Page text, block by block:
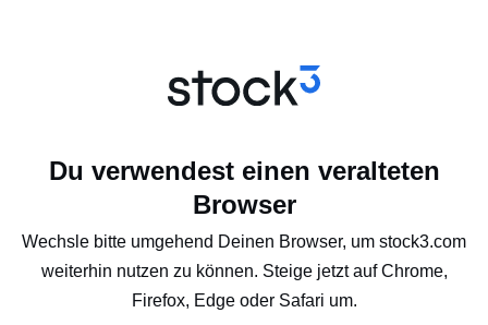
Du verwendest einen veralteten
Browser
Wechsle bitte umgehend Deinen Browser, um stock3.com
weiterhin nutzen zu können. Steige jetzt auf Chrome,
Firefox, Edge oder Safari um.